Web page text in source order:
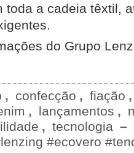
toda a cadeia têxtil,
do Grupo
, confecção , fiação
, lançamentos ,
, tecnologia –
#ecovero